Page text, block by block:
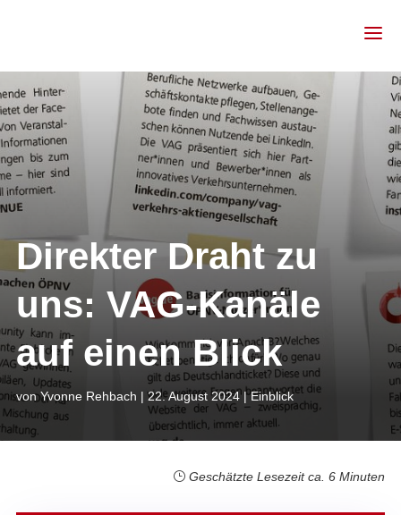
Direkter Draht zu
uns: VAG-Kanäle
auf einen Blick
vonYvonne Rehbach | 22. August 2024|Einblick
Geschätzte Lesezeit ca. 6 Minuten